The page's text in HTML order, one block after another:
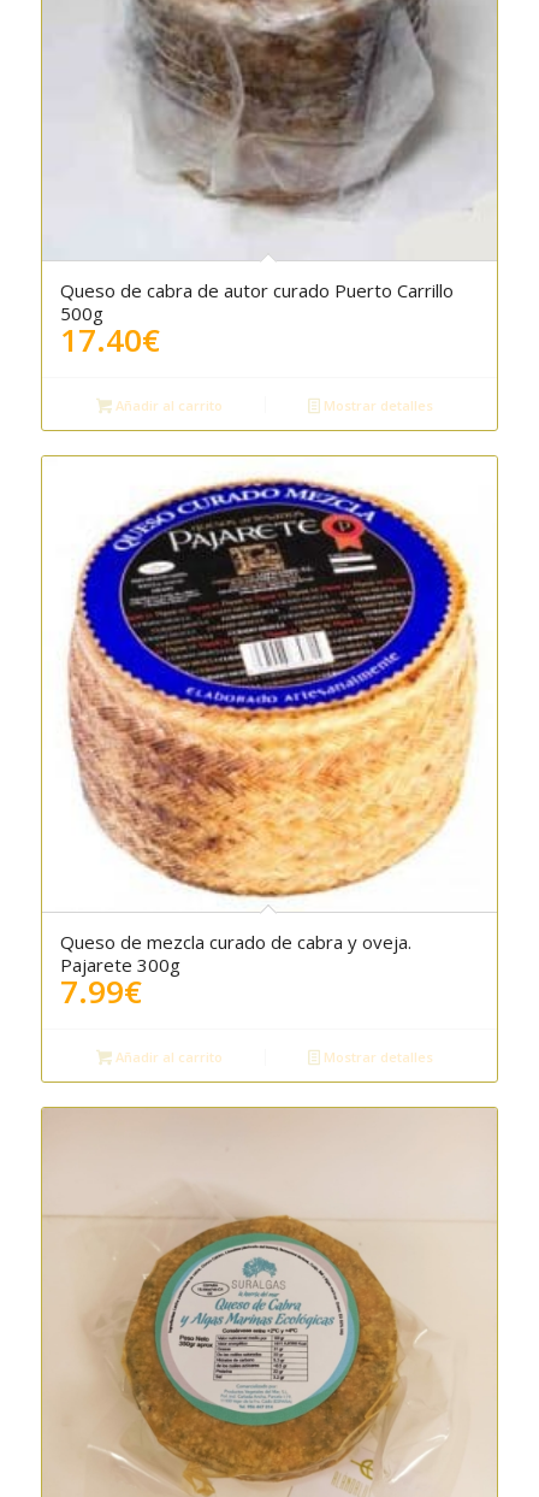
Queso de cabra de autor curado Puerto Carrillo
500g
17.40€
Añadir al carrito Mostrar detalles
5.00
Queso de mezcla curado de cabra y oveja.
Pajarete 300g
7.99€
Añadir al carrito Mostrar detalles